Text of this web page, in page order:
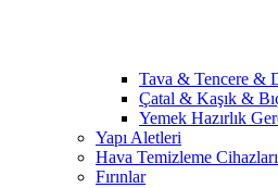
Tava & Tencere &
Çatal & Kaşık &
Yemek Hazırlık
Yapı Aletleri
Hava Temizleme Cihazları
Fırınlar